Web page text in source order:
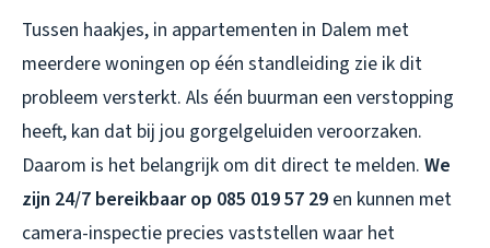
Tussen haakjes, in appartementen in Dalem met
meerdere woningen op één standleiding zie ik dit
probleem versterkt. Als één buurman een verstopping
heeft, kan dat bij jou gorgelgeluiden veroorzaken.
Daarom is het belangrijk om dit direct te melden. We
zijn 24/7 bereikbaar op 085 019 57 29 en kunnen met
camera-inspectie precies vaststellen waar het